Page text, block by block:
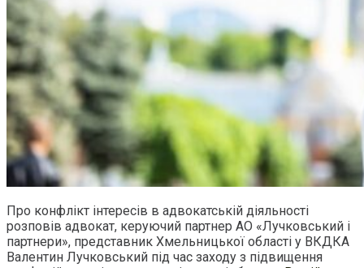
Про конфлікт інтересів в адвокатській діяльності
розповів адвокат, керуючий партнер АО «Лучковський і
партнери», представник Хмельницької області у ВКДКА
Валентин Лучковський під час заходу з підвищення